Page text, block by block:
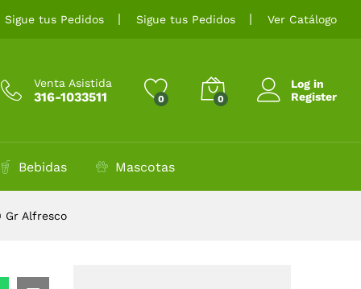
Sigue tus Pedidos Sigue tus Pedidos Ver Catálogo
Venta Asistida
316-1033511 0 0
Log in
Register
Bebidas Mascotas
Gr Alfresco
$3.500 Añadir al carrito